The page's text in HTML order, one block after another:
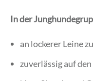
In der
an lockerer Leine
zuverlässig auf